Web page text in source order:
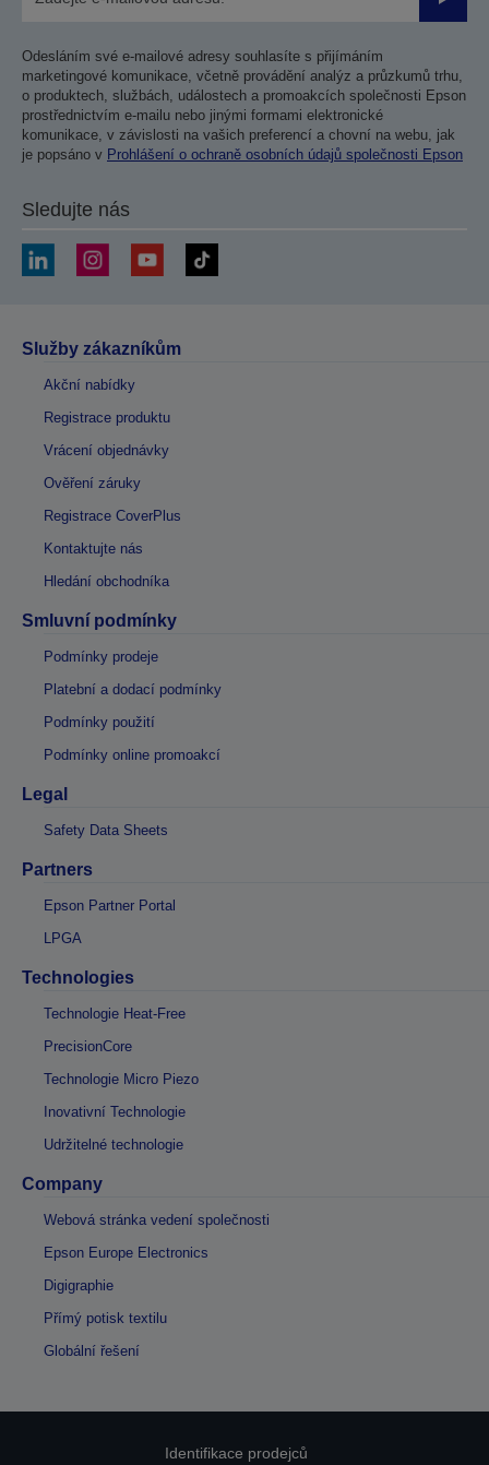
Odesláním své e-mailové adresy souhlasíte s přijímáním
marketingové komunikace, včetně provádění analýz a průzkumů trhu,
o produktech, službách, událostech a promoakcích společnosti Epson
prostřednictvím e-mailu nebo jinými formami elektronické
komunikace, v závislosti na vašich preferencí a chovní na webu, jak
je popsáno v Prohlášení o ochraně osobních údajů společnosti Epson
Sledujte nás
Služby zákazníkům
Akční nabídky
Registrace produktu
Vrácení objednávky
Ověření záruky
Registrace CoverPlus
Kontaktujte nás
Hledání obchodníka
Smluvní podmínky
Podmínky prodeje
Platební a dodací podmínky
Podmínky použití
Podmínky online promoakcí
Legal
Safety Data Sheets
Partners
Epson Partner Portal
LPGA
Technologies
Technologie Heat-Free
PrecisionCore
Technologie Micro Piezo
Inovativní Technologie
Udržitelné technologie
Company
Webová stránka vedení společnosti
Epson Europe Electronics
Digigraphie
Přímý potisk textilu
Globální řešení
Identifikace prodejců